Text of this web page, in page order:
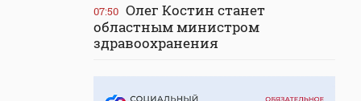
07:50 Олег Костин станет
областным министром
здравоохранения